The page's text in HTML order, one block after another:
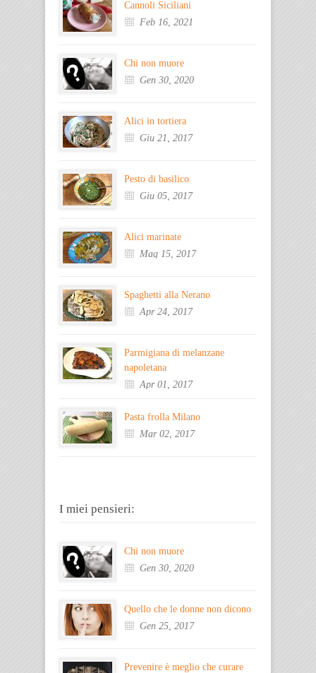
Cannoli Siciliani
Feb 16, 2021
Chi non muore
Gen 30, 2020
Alici in tortiera
Giu 21, 2017
Pesto di basilico
Giu 05, 2017
Alici marinate
Mag 15, 2017
Spaghetti alla Nerano
Apr 24, 2017
Parmigiana di melanzane
napoletana
Apr 01, 2017
Pasta frolla Milano
Mar 02, 2017
I miei pensieri:
Chi non muore
Gen 30, 2020
Quello che le donne non dicono
Gen 25, 2017
Prevenire è meglio che curare